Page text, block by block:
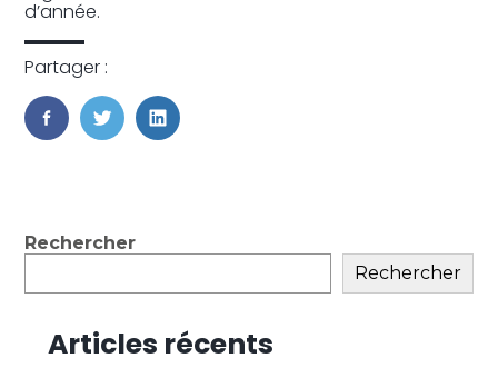
d’année.
Partager :
FaceBook
TwitterLinkedIn
Blog
Rechercher
Rechercher
Articles récents